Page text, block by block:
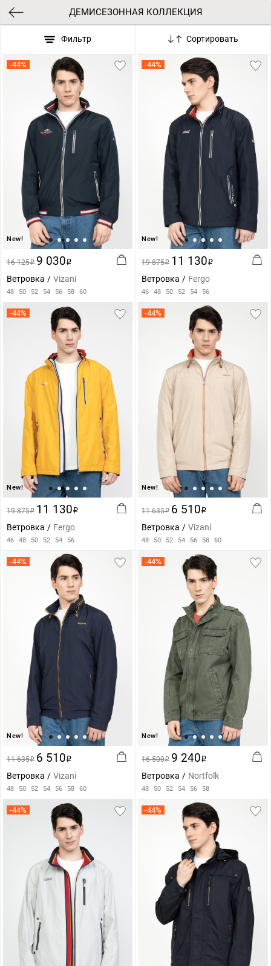
ДЕМИСЕЗОННАЯ КОЛЛЕКЦИЯ
Фильтр Сортировать
-44%
New!
16 125i 9 030i
Ветровка Vizani
48 50 52 54 56 58 60
-44%
New!
19 875i 11 130i
Ветровка Fergo
46 48 50 52 54 56
-44%
New!
19 875i 11 130i
Ветровка Fergo
46 48 50 52 54 56
-44%
New!
11 635i 6 510i
Ветровка Vizani
48 50 52 54 56 58 60
-44%
New!
11 635i 6 510i
Ветровка Vizani
48 50 52 54 56 58 60
-44%
New!
16 500i 9 240i
Ветровка Nortfolk
48 50 52 54 56 58
-44% -44%